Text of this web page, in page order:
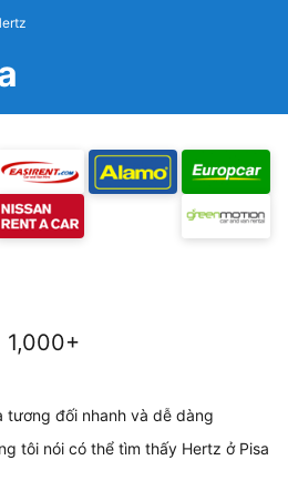
1,000+
tương đối nhanh và dễ dàng
tôi nói có thể tìm thấy Hertz ở Pisa